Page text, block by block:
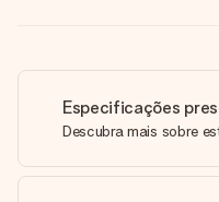
Especificações
Descubra mais sobre